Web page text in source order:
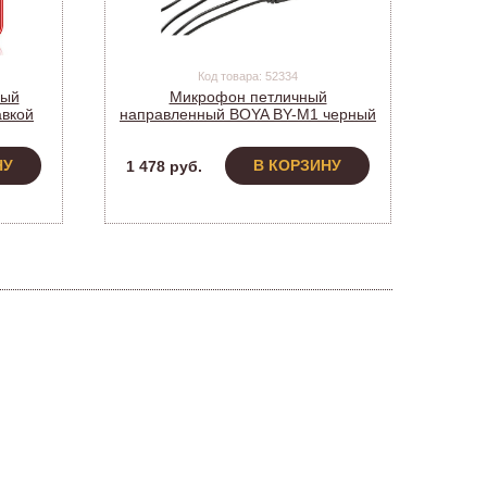
Код товара: 52334
Микрофон петличный
направленный BOYA BY-M1 черный
1 478 руб.
В КОРЗИНУ